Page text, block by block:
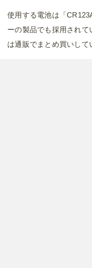
使用する電池は「
ーの製品でも採用され
は通販でまとめ買いして